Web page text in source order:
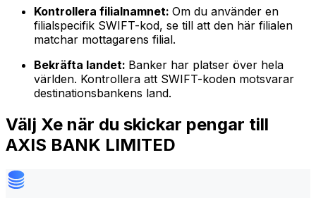
Kontrollera filialnamnet: Om du använder en
filialspecifik SWIFT-kod, se till att den här filialen
matchar mottagarens filial.
Bekräfta landet: Banker har platser över hela
världen. Kontrollera att SWIFT-koden motsvarar
destinationsbankens land.
Välj Xe när du skickar pengar till
AXIS BANK LIMITED